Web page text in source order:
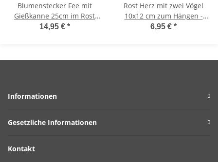
Blumenstecker Fee mit
Gießkanne 25cm im Rost
Design - Rostfigur für den
14,95 € *
Rost Herz mit zwei Vögel
10x12 cm zum Hängen -
Rostfigur, Gartendeko Vogel
6,95 € *
Informationen
Gesetzliche Informationen
Kontakt